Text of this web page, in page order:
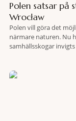
Polen satsar på
Wrocław
Polen vill göra det
närmare naturen. Nu
samhällsskogar
fler människor ska